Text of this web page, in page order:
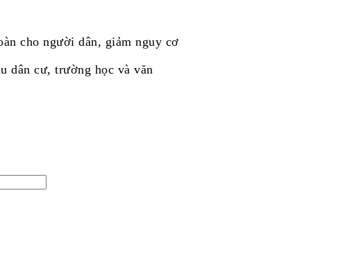
cho người dân, giảm nguy cơ
dân cư, trường học và văn